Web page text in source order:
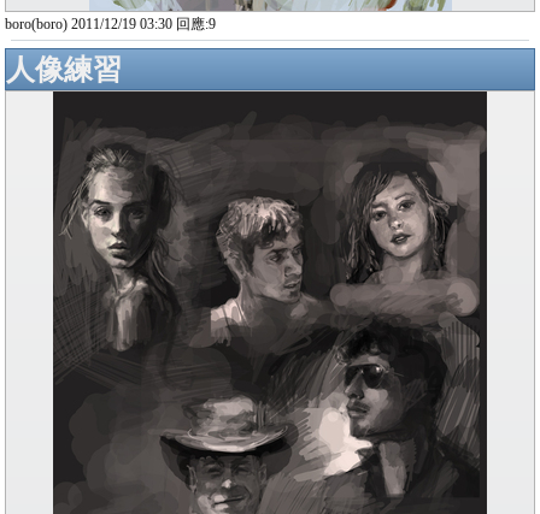
boro(boro) 2011/12/19 03:30 回應:9
人像練習